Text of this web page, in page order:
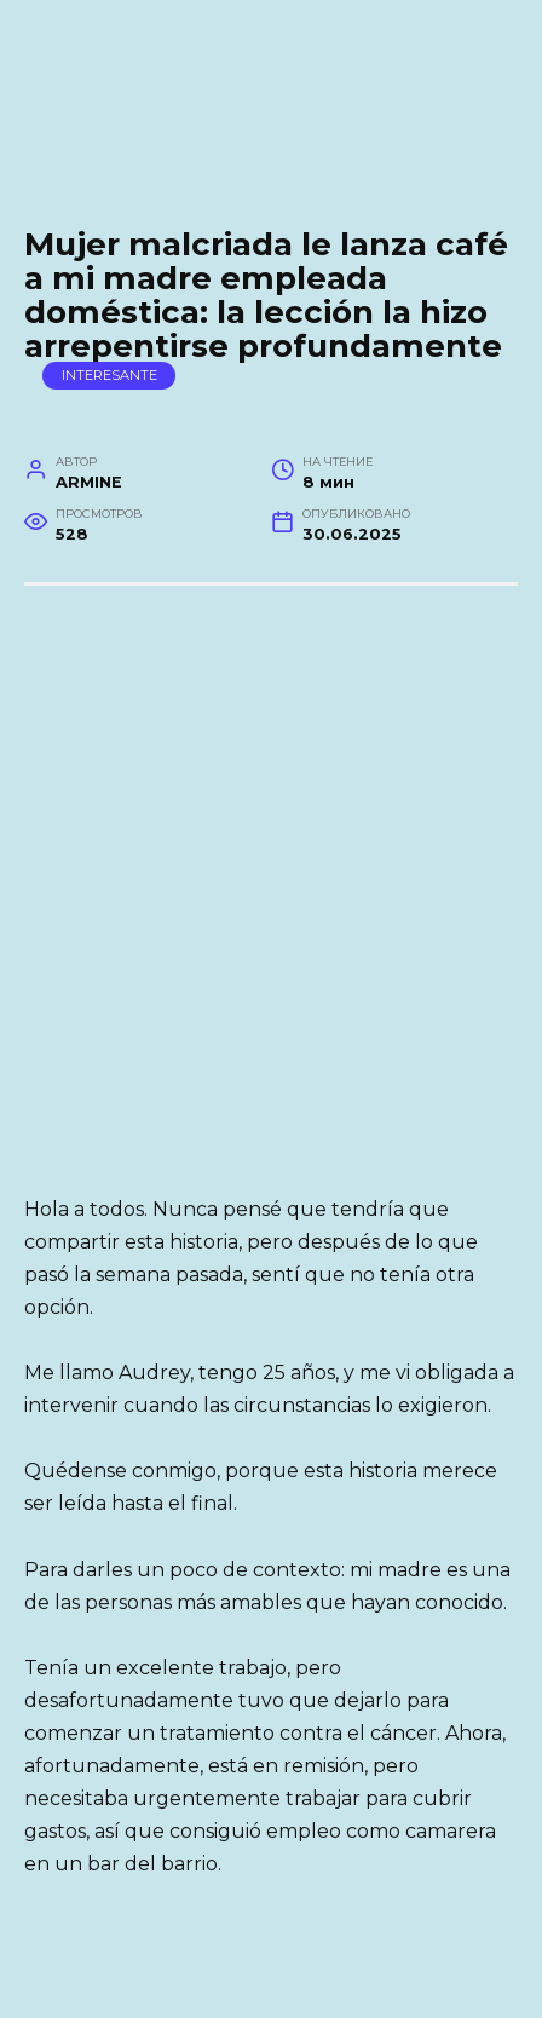
Mujer malcriada le lanza café
a mi madre empleada
doméstica: la lección la hizo
arrepentirse profundamente
INTERESANTE
АВТОР
ARMINE
НА ЧТЕНИЕ
8 мин
ПРОСМОТРОВ
528
ОПУБЛИКОВАНО
30.06.2025
Hola a todos. Nunca pensé que tendría que
compartir esta historia, pero después de lo que
pasó la semana pasada, sentí que no tenía otra
opción.
Me llamo Audrey, tengo 25 años, y me vi obligada a
intervenir cuando las circunstancias lo exigieron.
Quédense conmigo, porque esta historia merece
ser leída hasta el final.
Para darles un poco de contexto: mi madre es una
de las personas más amables que hayan conocido.
Tenía un excelente trabajo, pero
desafortunadamente tuvo que dejarlo para
comenzar un tratamiento contra el cáncer. Ahora,
afortunadamente, está en remisión, pero
necesitaba urgentemente trabajar para cubrir
gastos, así que consiguió empleo como camarera
en un bar del barrio.